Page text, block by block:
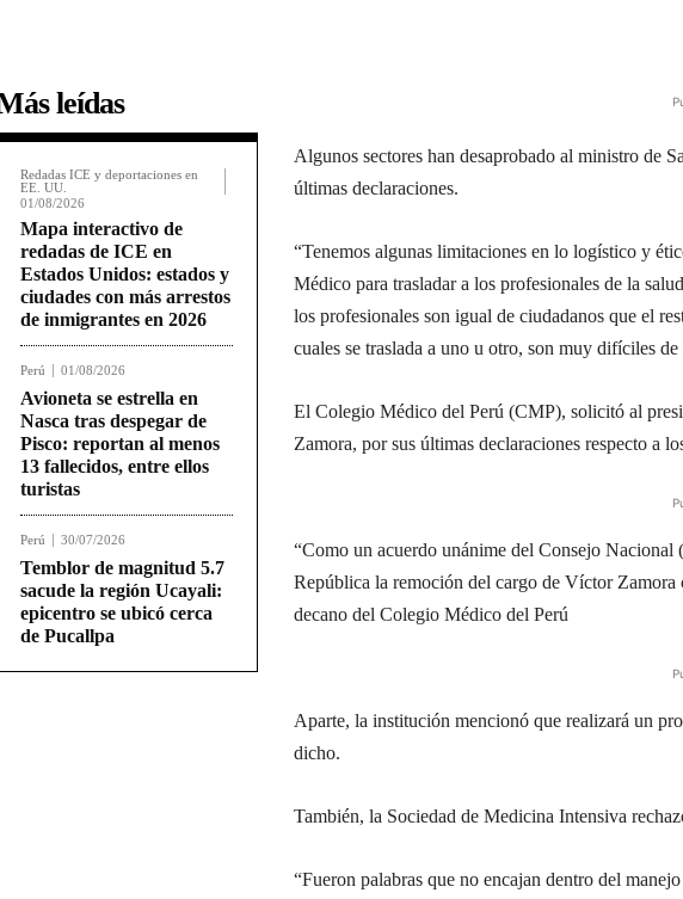
leídas
Redadas ICE y deportaciones en
EE. UU.
01/08/2026
Mapa interactivo de
redadas de ICE en
Estados Unidos: estados y
ciudades con más arrestos
de inmigrantes en 2026
Perú 01/08/2026
Avioneta se estrella en
Nasca tras despegar de
Pisco: reportan al menos
13 fallecidos, entre ellos
turistas
Perú 30/07/2026
Temblor de magnitud 5.7
sacude la región Ucayali:
epicentro se ubicó cerca
de Pucallpa
Algunos sectores han desaprobado al ministro de
últimas declaraciones.
“Tenemos algunas limitaciones en lo logístico y
Médico para trasladar a los profesionales de la
los profesionales son igual de ciudadanos que el
cuales se traslada a uno u otro, son muy difíciles
El Colegio Médico del Perú (CMP), solicitó al
Zamora, por sus últimas declaraciones respecto a
“Como un acuerdo unánime del Consejo
República la remoción del cargo de Víctor
decano del Colegio Médico del Perú
Aparte, la institución mencionó que realizará un
dicho.
También, la Sociedad de Medicina Intensiva
“Fueron palabras que no encajan dentro del